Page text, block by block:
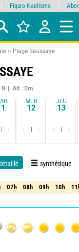
Plage Saussaye
Alt : 0m
-
MER
12
- -
JEU
13
- -
synthétique
Fiabilité 75%
07h 08h 09h 10h
07h 08h 09h 10h
Figaro Nautisme